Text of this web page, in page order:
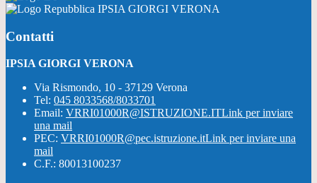
IPSIA GIORGI VERONA
Contatti
IPSIA GIORGI VERONA
Via Rismondo, 10 - 37129 Verona
Tel: 045 8033568/8033701
Email: VRRI01000R@ISTRUZIONE.ITLink per inviare
una mail
PEC: VRRI01000R@pec.istruzione.itLink per inviare una
mail
C.F.: 80013100237